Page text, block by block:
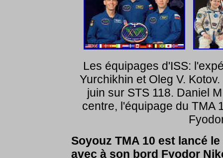
Les équipages d'ISS:
Yurchikhin et Oleg V.
juin sur STS 118. Daniel
centre, l'équipage du TMA
Soyouz TMA 10 est lancé
avec à son bord Fyodor